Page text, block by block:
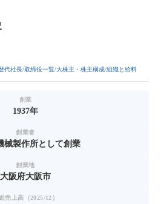
歴代社長 取締役一覧 大株主・株主構成 組織と給料
創業
1937年
創業者
械製作所として創業
創業地
大阪府大阪市
売上高（2025/12）